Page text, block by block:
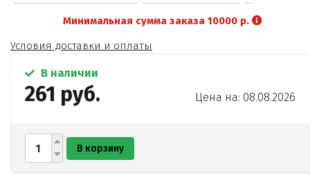
Минимальная сумма заказа 10000 р.
Условия доставки и оплаты
В наличии
261 руб. Цена на: 08.08.2026
В корзину